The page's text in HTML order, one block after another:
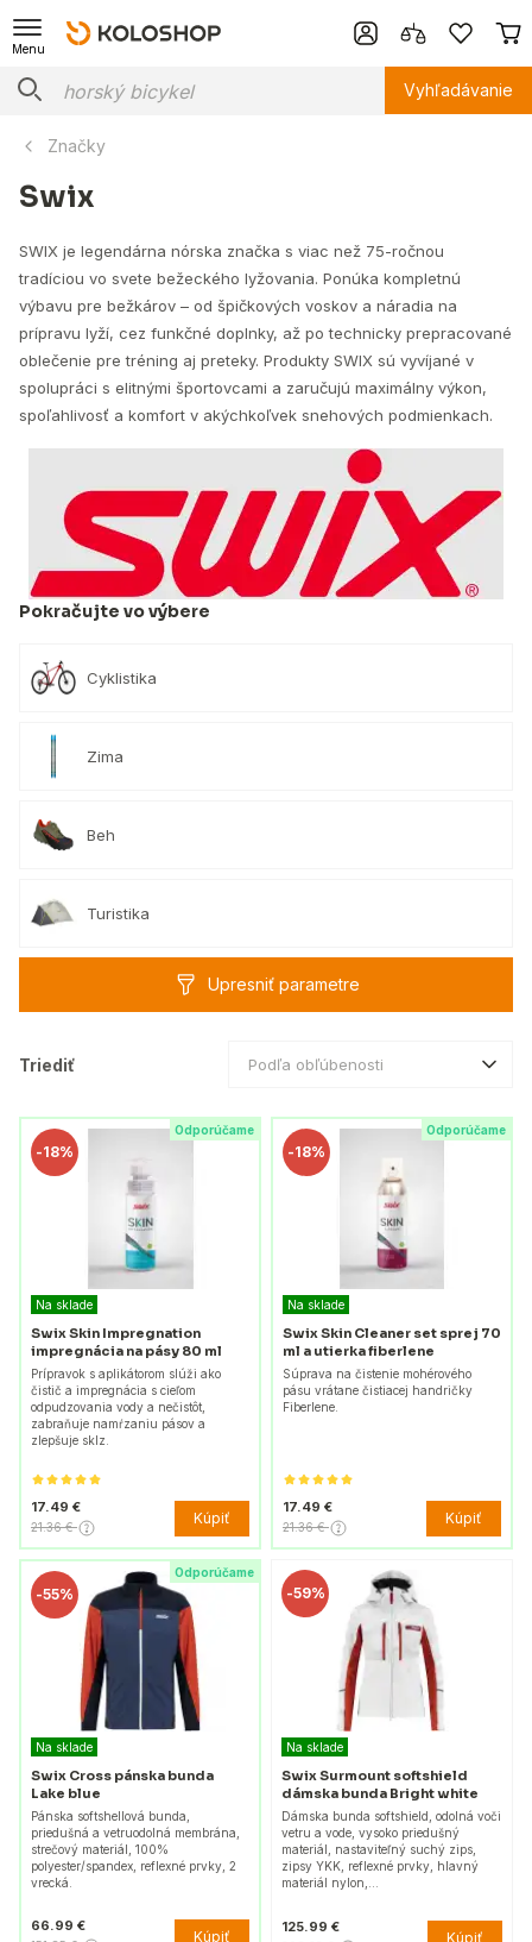
Menu
Vyhľadávanie
Značky
Swix
SWIX je legendárna nórska značka s viac než 75-ročnou
tradíciou vo svete bežeckého lyžovania. Ponúka kompletnú
výbavu pre bežkárov – od špičkových voskov a náradia na
prípravu lyží, cez funkčné doplnky, až po technicky prepracované
oblečenie pre tréning aj preteky. Produkty SWIX sú vyvíjané v
spolupráci s elitnými športovcami a zaručujú maximálny výkon,
spoľahlivosť a komfort v akýchkoľvek snehových podmienkach.
Pokračujte vo výbere
Cyklistika
Zima
Beh
Turistika
Upresniť parametre
Triediť Podľa obľúbenosti
Odporúčame
-18%
Na sklade
Swix Skin Impregnation
impregnácia na pásy 80 ml
Prípravok s aplikátorom slúži ako
čistič a impregnácia s cieľom
odpudzovania vody a nečistôt,
zabraňuje namŕzaniu pásov a
zlepšuje sklz.
17.49 €
21.36 € Kúpiť
Odporúčame
-18%
Na sklade
Swix Skin Cleaner set sprej 70
ml a utierka fiberlene
Súprava na čistenie mohérového
pásu vrátane čistiacej handričky
Fiberlene.
17.49 €
21.36 € Kúpiť
Odporúčame
-55%
Na sklade
Swix Cross pánska bunda
Lake blue
Pánska softshellová bunda,
priedušná a vetruodolná membrána,
strečový materiál, 100%
polyester/spandex, reflexné prvky, 2
vrecká.
66.99 €
Kúpiť
-59%
Na sklade
Swix Surmount softshield
dámska bunda Bright white
Dámska bunda softshield, odolná voči
vetru a vode, vysoko priedušný
materiál, nastaviteľný suchý zips,
zipsy YKK, reflexné prvky, hlavný
materiál nylon,…
125.99 €
Kúpiť